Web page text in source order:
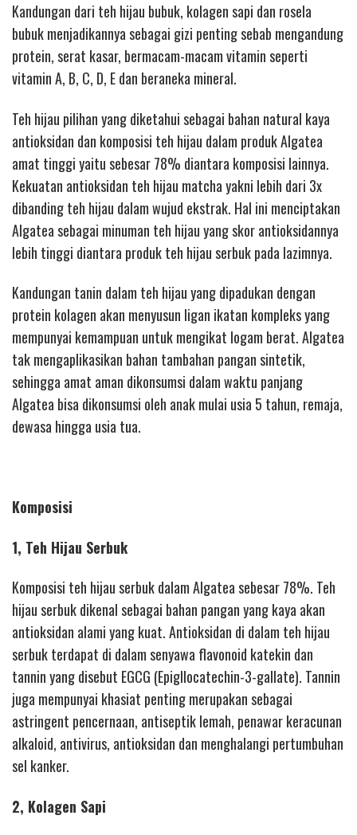
Kandungan dari teh hijau bubuk, kolagen sapi dan rosela
bubuk menjadikannya sebagai gizi penting sebab mengandung
protein, serat kasar, bermacam-macam vitamin seperti
vitamin A, B, C, D, E dan beraneka mineral.
Teh hijau pilihan yang diketahui sebagai bahan natural kaya
antioksidan dan komposisi teh hijau dalam produk Algatea
amat tinggi yaitu sebesar 78% diantara komposisi lainnya.
Kekuatan antioksidan teh hijau matcha yakni lebih dari 3x
dibanding teh hijau dalam wujud ekstrak. Hal ini menciptakan
Algatea sebagai minuman teh hijau yang skor antioksidannya
lebih tinggi diantara produk teh hijau serbuk pada lazimnya.
Kandungan tanin dalam teh hijau yang dipadukan dengan
protein kolagen akan menyusun ligan ikatan kompleks yang
mempunyai kemampuan untuk mengikat logam berat. Algatea
tak mengaplikasikan bahan tambahan pangan sintetik,
sehingga amat aman dikonsumsi dalam waktu panjang
Algatea bisa dikonsumsi oleh anak mulai usia 5 tahun, remaja,
dewasa hingga usia tua.
Komposisi
1, Teh Hijau Serbuk
Komposisi teh hijau serbuk dalam Algatea sebesar 78%. Teh
hijau serbuk dikenal sebagai bahan pangan yang kaya akan
antioksidan alami yang kuat. Antioksidan di dalam teh hijau
serbuk terdapat di dalam senyawa flavonoid katekin dan
tannin yang disebut EGCG (Epigllocatechin-3-gallate). Tannin
juga mempunyai khasiat penting merupakan sebagai
astringent pencernaan, antiseptik lemah, penawar keracunan
alkaloid, antivirus, antioksidan dan menghalangi pertumbuhan
sel kanker.
2, Kolagen Sapi